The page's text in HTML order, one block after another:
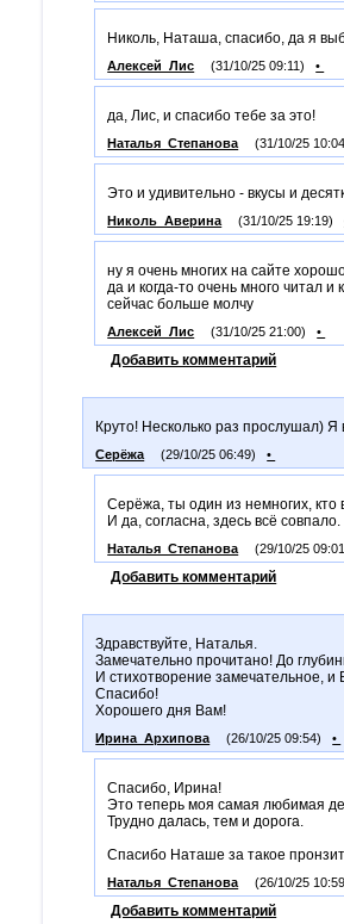
Николь, Наташа, спасибо, да я
Алексей_Лис (31/10/25 09:11) •
да, Лис, и спасибо тебе за это!
Наталья_Степанова (31/10/25
Это и удивительно - вкусы и
Николь_Аверина (31/10/25 19:19)
ну я очень многих на сайте
да и когда-то очень много читал и
сейчас больше молчу
Алексей_Лис (31/10/25 21:00) •
Добавить комментарий
Круто! Несколько раз прослушал)
Серёжа (29/10/25 06:49) •
Серёжа, ты один из немногих,
И да, согласна, здесь всё совпало.
Наталья_Степанова (29/10/25
Добавить комментарий
Здравствуйте, Наталья.
Замечательно прочитано! До
И стихотворение замечательное, и
Спасибо!
Хорошего дня Вам!
Ирина_Архипова (26/10/25 09:54) •
Спасибо, Ирина!
Это теперь моя самая любимая
Трудно далась, тем и дорога.
Спасибо Наташе за такое
Наталья_Степанова (26/10/25
Добавить комментарий